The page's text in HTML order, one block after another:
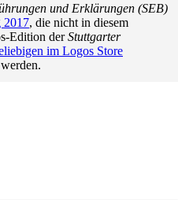
und Erklärungen (SEB)
2017, die nicht in diesem
Edition derStuttgarter
im Logos Store